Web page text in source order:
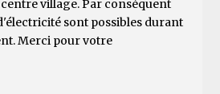
village. Par conséquent
sont possibles durant
Merci pour votre